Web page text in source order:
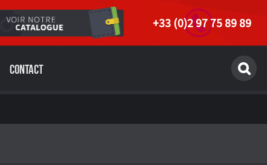
+33 (0)2 97 75 89 89
Contact